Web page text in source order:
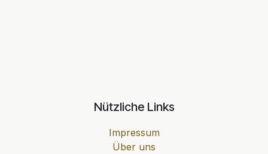
Nützliche Links
Impressum
Über uns